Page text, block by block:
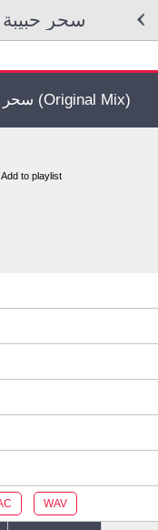
سحر
سحر حبيبة - حبك كسبت بيه دنيتي (Original Mix)
Add to playlist
WAV